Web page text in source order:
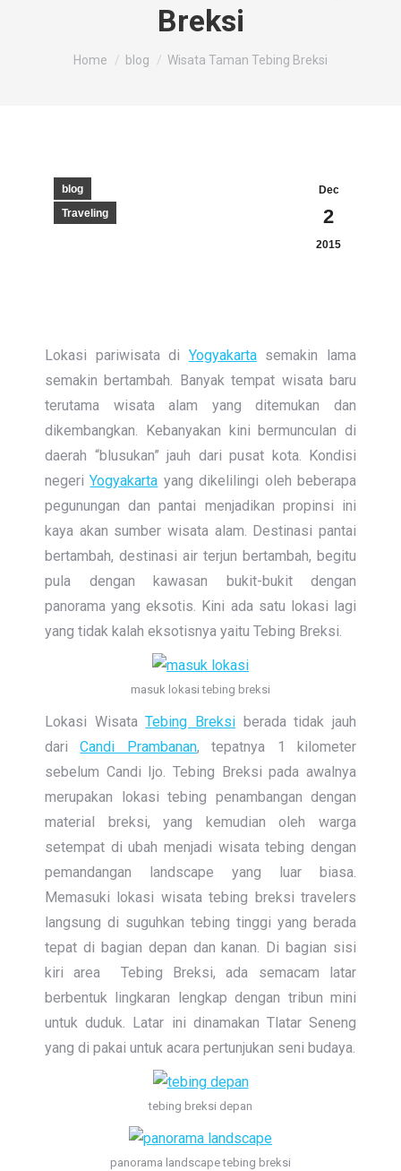
Breksi
You are here:
Home blog Wisata Taman Tebing Breksi
Dec
2
2015
blog
Traveling
Lokasi pariwisata di Yogyakartasemakin lama
semakin bertambah. Banyak tempat wisata baru
terutama wisata alam yang ditemukan dan
dikembangkan. Kebanyakan kini bermunculan di
daerah “blusukan” jauh dari pusat kota. Kondisi
negeriYogyakarta yang dikelilingi oleh beberapa
pegunungan dan pantai menjadikan propinsi ini
kaya akan sumber wisata alam. Destinasi pantai
bertambah, destinasi air terjun bertambah, begitu
pula dengan kawasan bukit-bukit dengan
panorama yang eksotis. Kini ada satu lokasi lagi
yang tidak kalah eksotisnya yaitu Tebing Breksi.
masuk lokasi tebing breksi
Lokasi WisataTebing Breksi berada tidak jauh
dariCandi Prambanan, tepatnya 1 kilometer
sebelum Candi Ijo. Tebing Breksi pada awalnya
merupakan lokasi tebing penambangan dengan
material breksi, yang kemudian oleh warga
setempat di ubah menjadi wisata tebing dengan
pemandangan landscape yang luar biasa.
Memasuki lokasi wisata tebing breksi travelers
langsung di suguhkan tebing tinggi yang berada
tepat di bagian depan dan kanan. Di bagian sisi
kiri area Tebing Breksi, ada semacam latar
berbentuk lingkaran lengkap dengan tribun mini
untuk duduk. Latar ini dinamakan Tlatar Seneng
yang di pakai untuk acara pertunjukan seni budaya.
tebing breksi depan
panorama landscape tebing breksi